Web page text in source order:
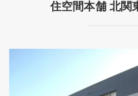
住空間本舗 北関